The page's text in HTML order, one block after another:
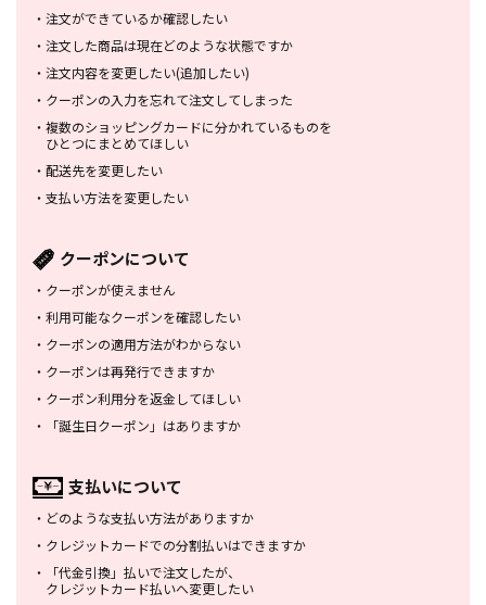
・ 注文ができているか確認したい
・ 注文した商品は現在どのような状態ですか
・ 注文内容を変更したい(追加したい)
・ クーポンの入力を忘れて注文してしまった
・ 複数のショッピングカードに分かれているものを
ひとつにまとめてほしい
・ 配送先を変更したい
・ 支払い方法を変更したい
クーポンについて
・ クーポンが使えません
・ 利用可能なクーポンを確認したい
・ クーポンの適用方法がわからない
・ クーポンは再発行できますか
・ クーポン利用分を返金してほしい
・
「誕生日クーポン」はありますか
支払いについて
・ どのような支払い方法がありますか
・ クレジットカードでの分割払いはできますか
・
「代金引換」払いで注文したが、
クレジットカード払いへ変更したい